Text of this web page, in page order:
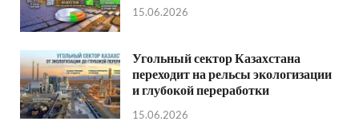
15.06.2026
Угольный сектор Казахстана
переходит на рельсы экологизации
и глубокой переработки
15.06.2026